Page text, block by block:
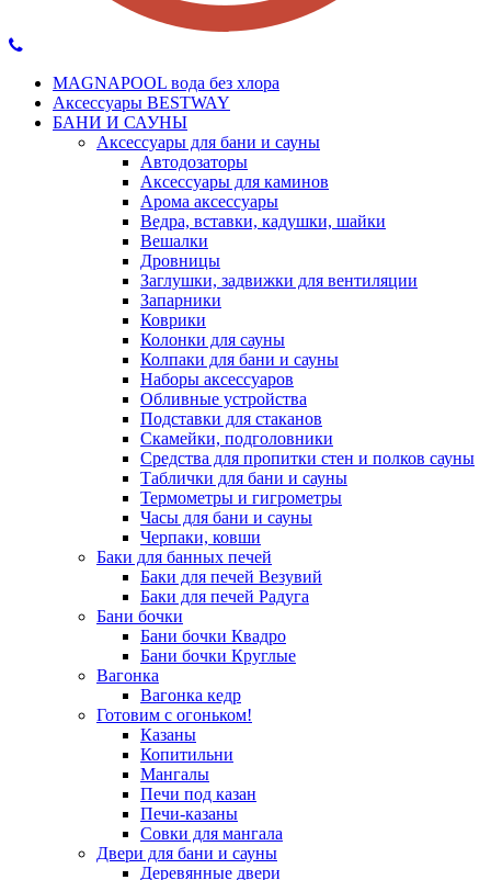
MAGNAPOOL вода без хлора
Аксессуары BESTWAY
БАНИ И САУНЫ
Аксессуары для бани и сауны
Автодозаторы
Аксессуары для каминов
Арома аксессуары
Ведра, вставки, кадушки, шайки
Вешалки
Дровницы
Заглушки, задвижки для вентиляции
Запарники
Коврики
Колонки для сауны
Колпаки для бани и сауны
Наборы аксессуаров
Обливные устройства
Подставки для стаканов
Скамейки, подголовники
Средства для пропитки стен и полков сауны
Таблички для бани и сауны
Термометры и гигрометры
Часы для бани и сауны
Черпаки, ковши
Баки для банных печей
Баки для печей Везувий
Баки для печей Радуга
Бани бочки
Бани бочки Квадро
Бани бочки Круглые
Вагонка
Вагонка кедр
Готовим с огоньком!
Казаны
Копитильни
Мангалы
Печи под казан
Печи-казаны
Совки для мангала
Двери для бани и сауны
Деревянные двери